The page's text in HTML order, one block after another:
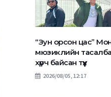
“Зун орсон цас”
мюзиклийн
хүрч байсан түүх
2026/08/05, 12:17